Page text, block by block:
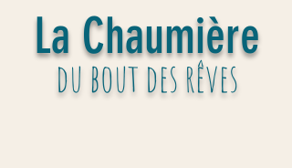
La Chaumière
du bout des rêves